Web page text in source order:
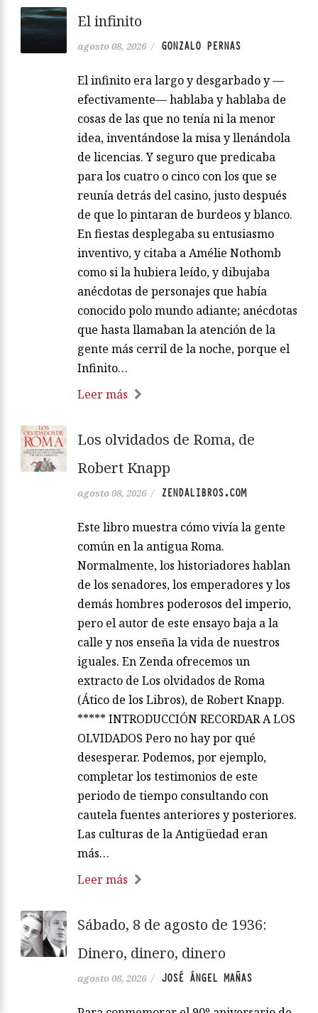
El infinito
agosto 08, 2026 / GONZALO PERNAS
El infinito era largo y desgarbado y —
efectivamente— hablaba y hablaba de
cosas de las que no tenía ni la menor
idea, inventándose la misa y llenándola
de licencias. Y seguro que predicaba
para los cuatro o cinco con los que se
reunía detrás del casino, justo después
de que lo pintaran de burdeos y blanco.
En fiestas desplegaba su entusiasmo
inventivo, y citaba a Amélie Nothomb
como si la hubiera leído, y dibujaba
anécdotas de personajes que había
conocido polo mundo adiante; anécdotas
que hasta llamaban la atención de la
gente más cerril de la noche, porque el
Infinito…
Leer más
Los olvidados de Roma, de
Robert Knapp
agosto 08, 2026 / ZENDALIBROS.COM
Este libro muestra cómo vivía la gente
común en la antigua Roma.
Normalmente, los historiadores hablan
de los senadores, los emperadores y los
demás hombres poderosos del imperio,
pero el autor de este ensayo baja a la
calle y nos enseña la vida de nuestros
iguales. En Zenda ofrecemos un
extracto de Los olvidados de Roma
(Ático de los Libros), de Robert Knapp.
***** INTRODUCCIÓN RECORDAR A LOS
OLVIDADOS Pero no hay por qué
desesperar. Podemos, por ejemplo,
completar los testimonios de este
periodo de tiempo consultando con
cautela fuentes anteriores y posteriores.
Las culturas de la Antigüedad eran
más…
Leer más
Sábado, 8 de agosto de 1936:
Dinero, dinero, dinero
agosto 08, 2026 / JOSÉ ÁNGEL MAÑAS